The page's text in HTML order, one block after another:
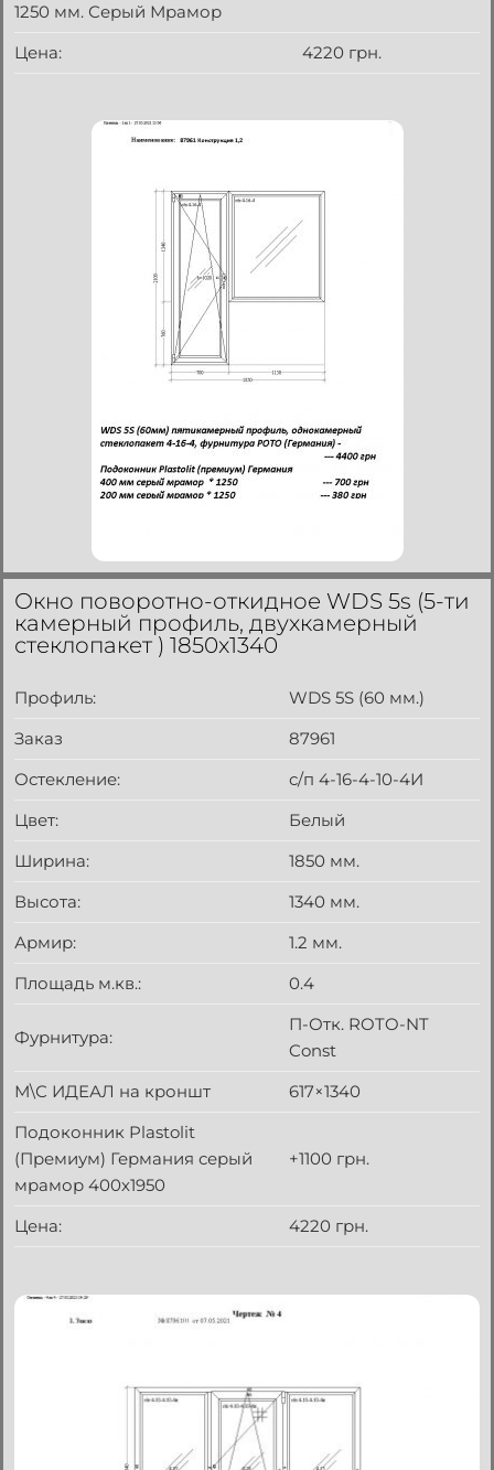
1250 мм. Серый Мрамор
Цена:
4220 грн.
Окно поворотно-откидное WDS 5s (5-ти
камерный профиль, двухкамерный
стеклопакет ) 1850x1340
Профиль:
WDS 5S (60 мм.)
Заказ
87961
Остекление:
с/п 4-16-4-10-4И
Цвет:
Белый
Ширина:
1850 мм.
Высота:
1340 мм.
Армир:
1.2 мм.
Площадь м.кв.:
0.4
Фурнитура:
П-Отк. ROTO-NT
Const
М\С ИДЕАЛ на кроншт
617×1340
Подоконник Plastolit
(Премиум) Германия серый
мрамор 400х1950
+1100 грн.
Цена: 4220 грн.